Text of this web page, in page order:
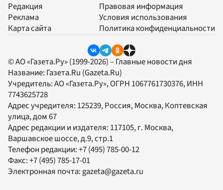
Редакция
Реклама
Карта сайта
Правовая информация
Условия использования
Политика конфиденциальности
© АО «Газета.Ру» (1999-2026) – Главные новости дня
Название: Газета.Ru (Gazeta.Ru)
Учредитель:АО «Газета.Ру», ОГРН 1067761730376, ИНН
7743625728
Адрес учредителя: 125239, Россия, Москва, Коптевская
улица, дом 67
Адрес редакции и издателя: 117105, г. Москва,
Варшавское шоссе, д.9, стр.1
Телефон редакции:+7 (495) 785-00-12
Факс:+7 (495) 785-17-01
Электронная почта: gazeta@gazeta.ru